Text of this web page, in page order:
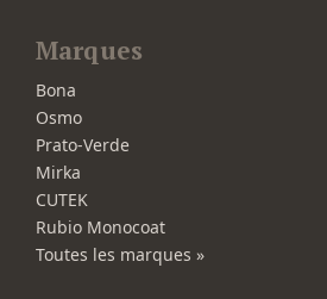
Marques
Bona
Osmo
Prato-Verde
Mirka
CUTEK
Rubio Monocoat
Toutes les marques »